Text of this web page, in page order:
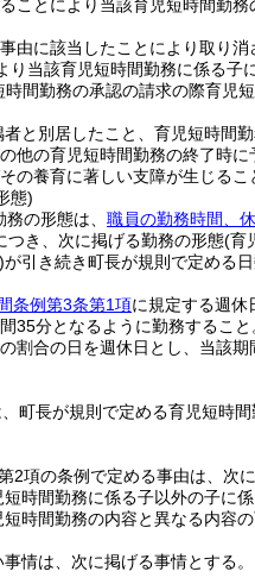
ことにより当該育児短時間勤
由に該当したことにより取り消
り当該育児短時間勤務に係る子
間勤務の承認の請求の際育児
と別居したこと、育児短時間
他の育児短時間勤務の終了時
の養育に著しい支障が生じるこ
態)
の形態は、 職員の勤務時間、
つき、次に掲げる勤務の形態(育
が引き続き町長が規則で定める
条例第3条第1項に規定する週休
35分となるように勤務すること
割合の日を週休日とし、当該
町長が規則で定める育児短時
項の条例で定める事由は、次に
時間勤務に係る子以外の子に
時間勤務の内容と異なる内容
情は、次に掲げる事情とする。